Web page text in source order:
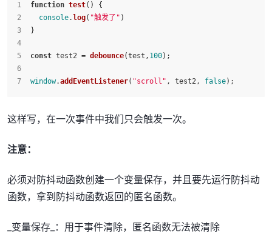
function test( ) {
console. log( "触发了" )
}
const test2 = debounce(test, 100);
window.addEventListener( "scroll" , test2, false);
这样写，在一次事件中我们只会触发一次。
注意：
必须对防抖动函数创建一个变量保存，并且要先运行防抖动
函数，拿到防抖动函数返回的匿名函数。
_变量保存_：用于事件清除，匿名函数无法被清除